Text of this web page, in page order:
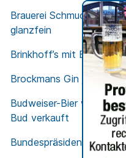
Brauerei Schmucker -
glanzfein
Brinkhoff’s mit
Brockmans Gin jetzt im
Budweiser-Bier wird in
Bud verkauft
Bundespräsident zu